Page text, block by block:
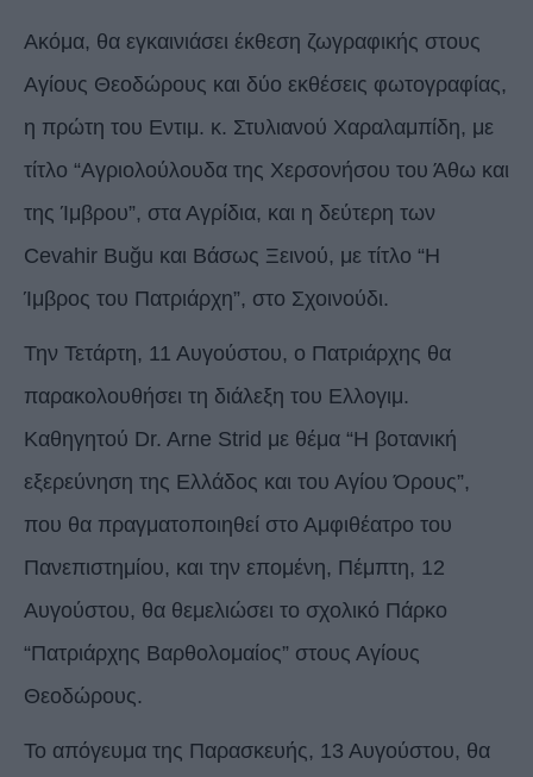
Ακόμα, θα εγκαινιάσει έκθεση ζωγραφικής στους
Αγίους Θεοδώρους και δύο εκθέσεις φωτογραφίας,
η πρώτη του Εντιμ. κ. Στυλιανού Χαραλαμπίδη, με
τίτλο “Αγριολούλουδα της Χερσονήσου του Άθω και
της Ίμβρου”, στα Αγρίδια, και η δεύτερη των
Cevahir Buğu και Βάσως Ξεινού, με τίτλο “Η
Ίμβρος του Πατριάρχη”, στο Σχοινούδι.
Την Τετάρτη, 11 Αυγούστου, ο Πατριάρχης θα
παρακολουθήσει τη διάλεξη του Ελλογιμ.
Καθηγητού Dr. Arne Strid με θέμα “Η βοτανική
εξερεύνηση της Ελλάδος και του Αγίου Όρους”,
που θα πραγματοποιηθεί στο Αμφιθέατρο του
Πανεπιστημίου, και την επομένη, Πέμπτη, 12
Αυγούστου, θα θεμελιώσει το σχολικό Πάρκο
“Πατριάρχης Βαρθολομαίος” στους Αγίους
Θεοδώρους.
Το απόγευμα της Παρασκευής, 13 Αυγούστου, θα